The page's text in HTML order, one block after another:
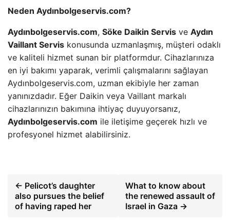
Neden Aydınbolgeservis.com?
Aydınbolgeservis.com, Söke Daikin Servis ve Aydın
Vaillant Servis konusunda uzmanlaşmış, müşteri odaklı
ve kaliteli hizmet sunan bir platformdur. Cihazlarınıza
en iyi bakımı yaparak, verimli çalışmalarını sağlayan
Aydınbolgeservis.com, uzman ekibiyle her zaman
yanınızdadır. Eğer Daikin veya Vaillant markalı
cihazlarınızın bakımına ihtiyaç duyuyorsanız,
Aydınbolgeservis.com ile iletişime geçerek hızlı ve
profesyonel hizmet alabilirsiniz.
← Pelicot’s daughter
also pursues the belief
of having raped her
What to know about
the renewed assault of
Israel in Gaza →